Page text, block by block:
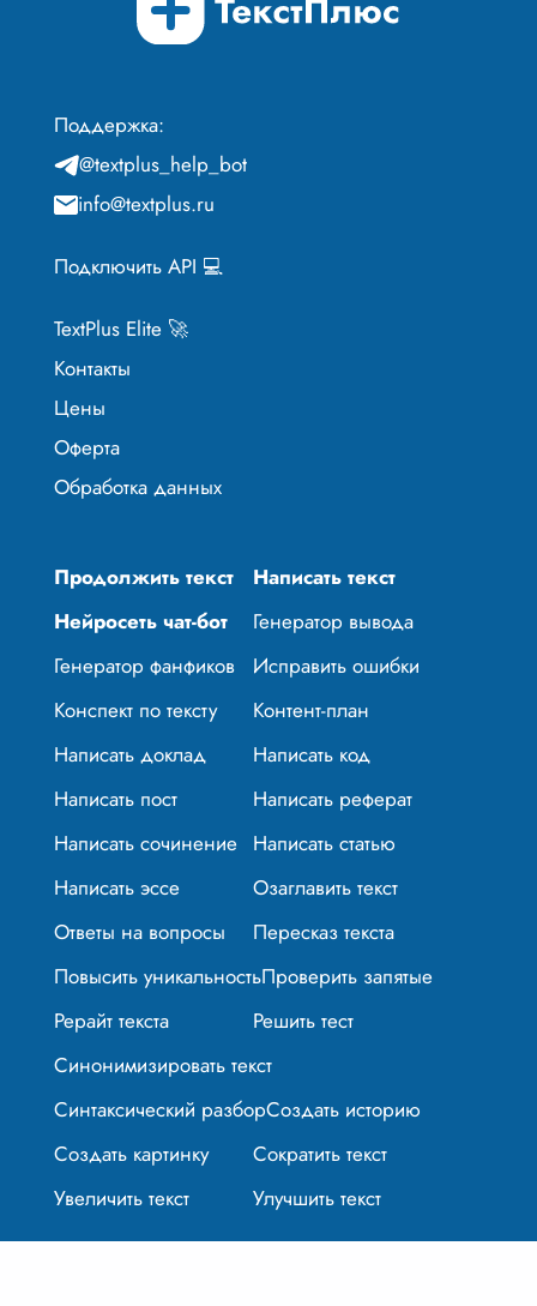
Поддержка:
@textplus_help_bot
info@textplus.ru
Подключить API 💻
TextPlus Elite 🚀
Контакты
Цены
Оферта
Обработка данных
Продолжить текст
Написать текст
Нейросеть чат-бот
Генератор вывода
Генератор фанфиков
Исправить ошибки
Конспект по тексту
Контент-план
Написать доклад
Написать код
Написать пост
Написать реферат
Написать сочинение Написать статью
Написать эссе
Озаглавить текст
Ответы на вопросы
Пересказ текста
Повысить уникальностьПроверить запятые
Рерайт текста
Решить тест
Синонимизировать текст
Синтаксический разборСоздать историю
Создать картинку
Сократить текст
Увеличить текст
Улучшить текст